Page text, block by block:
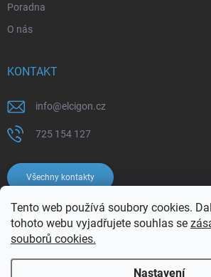
Tento web používá soubory cookies.
tohoto webu vyjadřujete souhlas se
souborů cookies.
Nastavení
Poradna
O nás
KONTAKT
info@elcigon.cz
725 154 127
Všechny kontakty